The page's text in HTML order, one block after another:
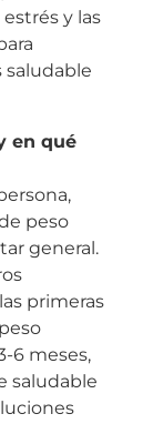
y las
saludable
en qué
peso
general.
primeras
6 meses,
saludable